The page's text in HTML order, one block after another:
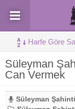
Harfe Göre
Süleyman
Can Vermek
Süleyman